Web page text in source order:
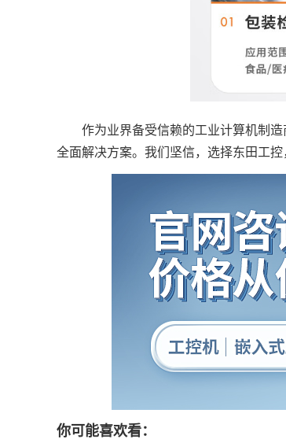
作为业界备受信赖的工业计算机制造
全面解决方案。我们坚信，选择东田工
你可能喜欢看：